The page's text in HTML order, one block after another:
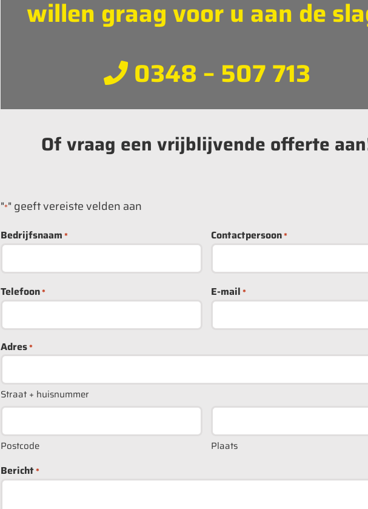
willen graag voor u aan de
0348 – 507 713
Of vraag een vrijblijvende offerte
"*" geeft vereiste velden aan
Bedrijfsnaam * Contactpersoon*
Telefoon* E-mail*
Adres*
Straat + huisnummer
Postcode Plaats
Bericht*